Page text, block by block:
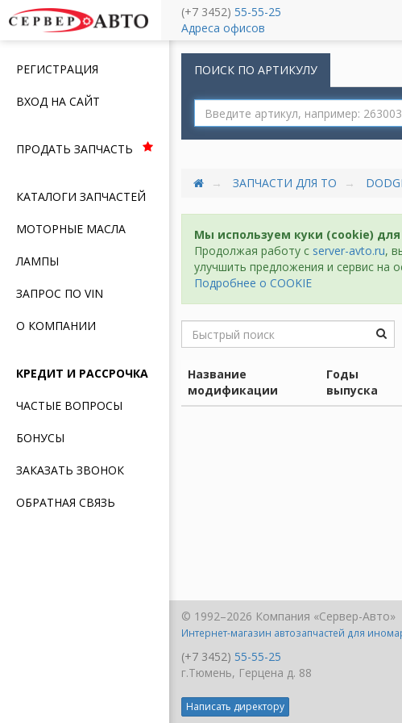
Меню
РЕГИСТРАЦИЯ
ВХОД НА САЙТ
ПРОДАТЬ ЗАПЧАСТЬ
КАТАЛОГИ ЗАПЧАСТЕЙ
МОТОРНЫЕ МАСЛА
ЛАМПЫ
ЗАПРОС ПО VIN
О КОМПАНИИ
КРЕДИТ И РАССРОЧКА
ЧАСТЫЕ ВОПРОСЫ
БОНУСЫ
ЗАКАЗАТЬ ЗВОНОК
ОБРАТНАЯ СВЯЗЬ
(+7 3452) 55-55-25
Адреса офисов
ПОИСК ПО АРТИКУЛУ
ЗАПЧАСТИ ДЛЯ ТО
Мы используем куки (cookie)
Продолжая работу с server-avto.ru,
улучшить предложения и сервис на
Подробнее о COOKIE
Название
модификации
Годы
выпуска
© 1992–2026 Компания «Сервер-Авто»
Интернет-магазин автозапчастей для
(+7 3452) 55-55-25
г.Тюмень, Герцена д. 88
Написать директору